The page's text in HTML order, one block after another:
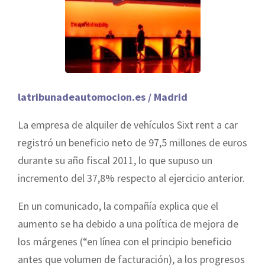
latribunadeautomocion.es / Madrid
La empresa de alquiler de vehículos Sixt rent a car
registró un beneficio neto de 97,5 millones de euros
durante su año fiscal 2011, lo que supuso un
incremento del 37,8% respecto al ejercicio anterior.
En un comunicado, la compañía explica que el
aumento se ha debido a una política de mejora de
los márgenes (“en línea con el principio beneficio
antes que volumen de facturación), a los progresos